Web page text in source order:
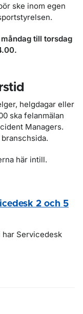
ske inom egen
till torsdag
helgdagar eller
ska felanmälan
Managers.
här intill.
2 och 5
har Servicedesk